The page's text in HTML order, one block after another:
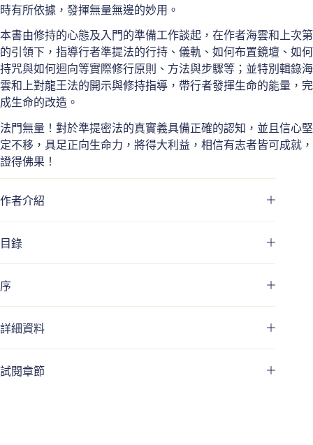
時有所依據，發揮無量無邊的妙用。
本書由修持的心態及入門的準備工作談起，在作者海雲和上次第
的引領下，指導行者準提法的行持、儀軌、如何布置鏡壇、如何
持咒與如何迴向等實際修行原則、方法與步驟等；並特別輯錄海
雲和上對龍王法的開示與修持指導，帶行者發揮生命的能量，完
成生命的改造。
法門無量！對於準提密法的真實義具備正確的認知，並且信心堅
定不移，具足正向生命力，將得大利益，相信有志者皆可成就，
證得佛果！
作者介紹
目錄
序
詳細資料
試閱章節